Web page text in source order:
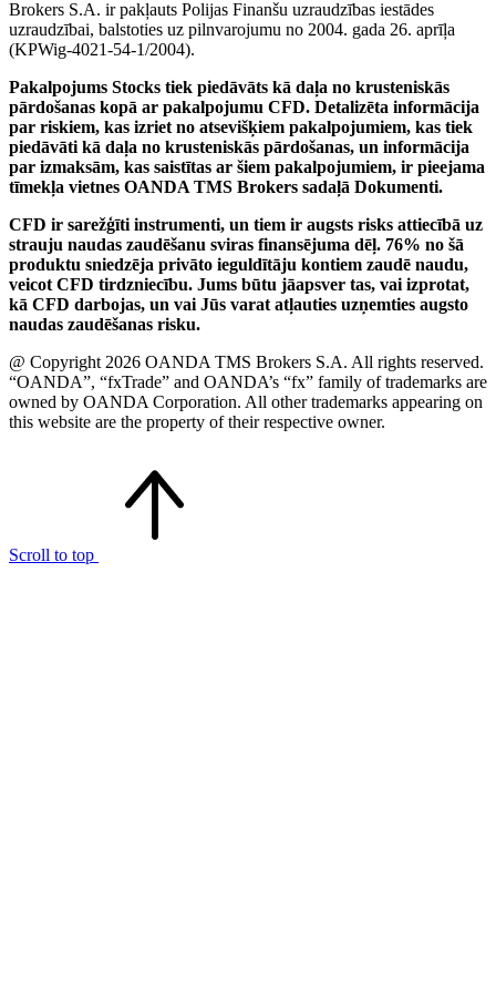
Brokers S.A. ir pakļauts Polijas Finanšu uzraudzības iestādes
uzraudzībai, balstoties uz pilnvarojumu no 2004. gada 26. aprīļa
(KPWig-4021-54-1/2004).
Pakalpojums Stocks tiek piedāvāts kā daļa no krusteniskās
pārdošanas kopā ar pakalpojumu CFD. Detalizēta informācija
par riskiem, kas izriet no atsevišķiem pakalpojumiem, kas tiek
piedāvāti kā daļa no krusteniskās pārdošanas, un informācija
par izmaksām, kas saistītas ar šiem pakalpojumiem, ir pieejama
tīmekļa vietnes OANDA TMS Brokers sadaļā Dokumenti.
CFD ir sarežģīti instrumenti, un tiem ir augsts risks attiecībā uz
strauju naudas zaudēšanu sviras finansējuma dēļ. 76% no šā
produktu sniedzēja privāto ieguldītāju kontiem zaudē naudu,
veicot CFD tirdzniecību. Jums būtu jāapsver tas, vai izprotat,
kā CFD darbojas, un vai Jūs varat atļauties uzņemties augsto
naudas zaudēšanas risku.
@ Copyright 2026 OANDA TMS Brokers S.A. All rights reserved.
“OANDA”, “fxTrade” and OANDA’s “fx” family of trademarks are
owned by OANDA Corporation. All other trademarks appearing on
this website are the property of their respective owner.
Scroll to top